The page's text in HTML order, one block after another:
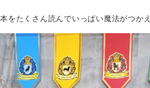
本をたくさん読んでいっぱい魔法がつか